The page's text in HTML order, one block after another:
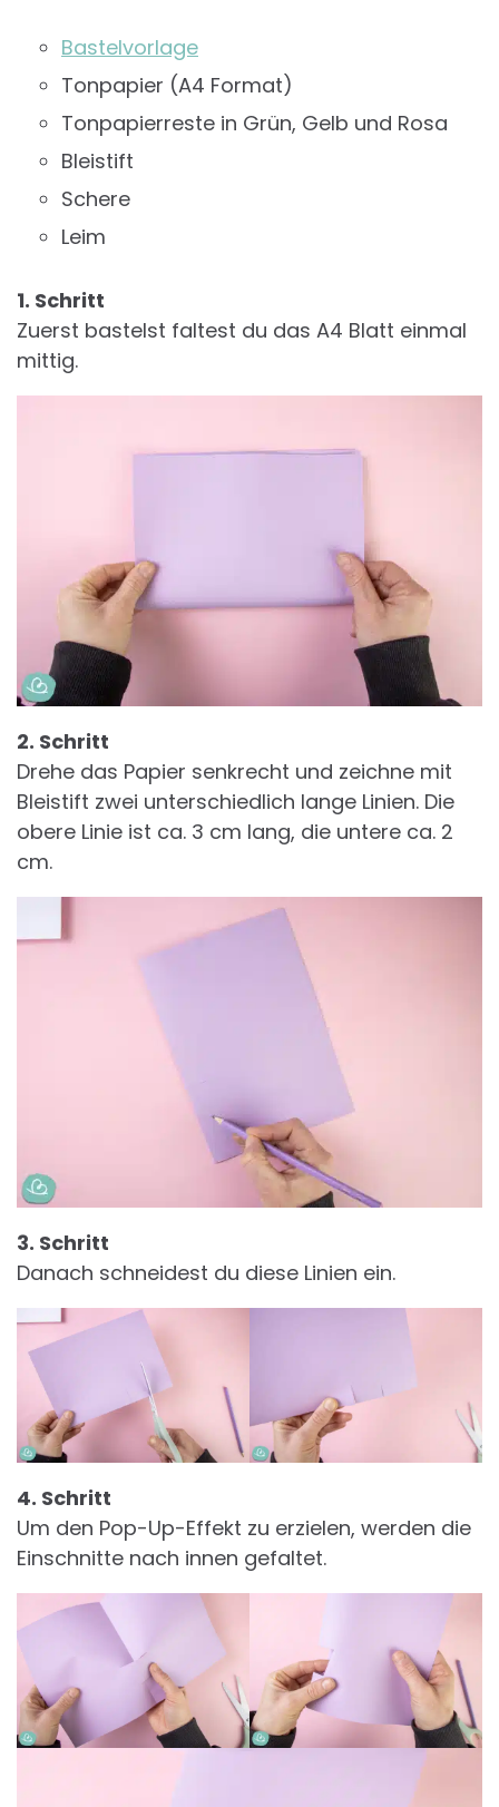
Bastelvorlage
Tonpapier (A4 Format)
Tonpapierreste in Grün, Gelb und Rosa
Bleistift
Schere
Leim
1. Schritt
Zuerst bastelst faltest du das A4 Blatt einmal
mittig.
2. Schritt
Drehe das Papier senkrecht und zeichne mit
Bleistift zwei unterschiedlich lange Linien. Die
obere Linie ist ca. 3 cm lang, die untere ca. 2
cm.
3. Schritt
Danach schneidest du diese Linien ein.
4. Schritt
Um den Pop-Up-Effekt zu erzielen, werden die
Einschnitte nach innen gefaltet.